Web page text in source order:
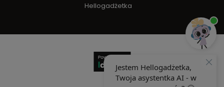
Hellogadżetka